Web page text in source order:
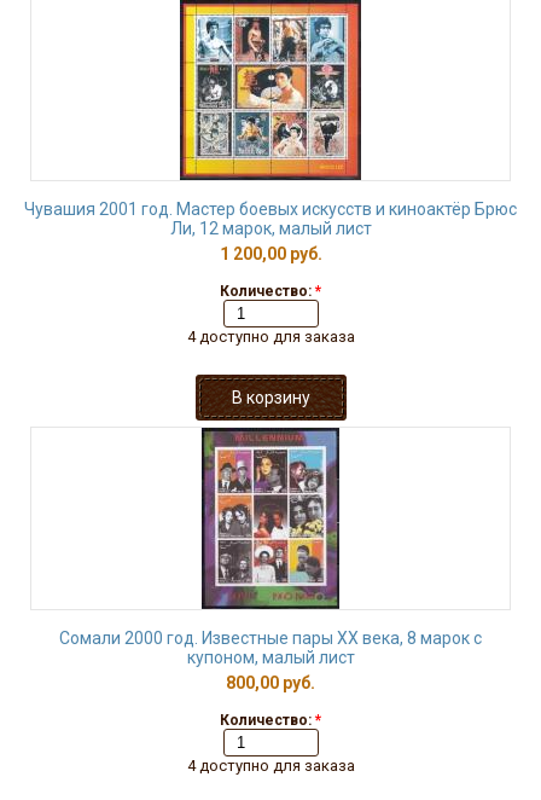
Чувашия 2001 год. Мастер боевых искусств и киноактёр Брюс
Ли, 12 марок, малый лист
1 200,00 руб.
Количество: *
4 доступно для заказа
Сомали 2000 год. Известные пары ХХ века, 8 марок с
купоном, малый лист
800,00 руб.
Количество: *
4 доступно для заказа